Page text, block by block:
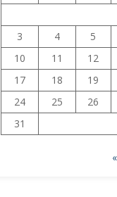
3
4 5
10
11 12
17
18 19
24
25 26
31